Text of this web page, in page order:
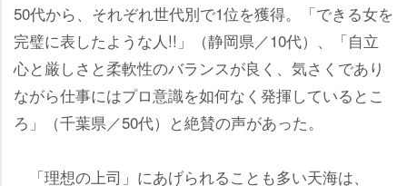
50代から、それぞれ世代別で1位を獲得。「できる女を
完璧に表したような人!!」（静岡県／10代）、「自立
心と厳しさと柔軟性のバランスが良く、気さくであり
ながら仕事にはプロ意識を如何なく発揮しているとこ
ろ」（千葉県／50代）と絶賛の声があった。
「理想の上司」にあげられることも多い天海は、